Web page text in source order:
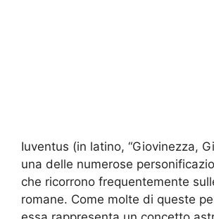
Iuventus (in latino, “Giovinezza,
una delle numerose
che ricorrono frequentemente
romane. Come molte di queste